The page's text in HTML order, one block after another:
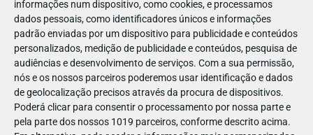
informações num dispositivo, como cookies, e processamos
dados pessoais, como identificadores únicos e informações
padrão enviadas por um dispositivo para publicidade e conteúdos
personalizados, medição de publicidade e conteúdos, pesquisa de
audiências e desenvolvimento de serviços. Com a sua permissão,
nós e os nossos parceiros poderemos usar identificação e dados
de geolocalização precisos através da procura de dispositivos.
Poderá clicar para consentir o processamento por nossa parte e
pela parte dos nossos 1019 parceiros, conforme descrito acima.
Sabia que uma das flores preferidas de D. Maria Pia era a
violeta? E que cada flor pode esconder um significado
diferente? Descubra quais são as flores presentes no universo
do Tesouro Real e os seus significados. Depois há que
aprender a “imprimir” flores, criar padrões e ser muito
criativo!
📅29 ago.: 15h